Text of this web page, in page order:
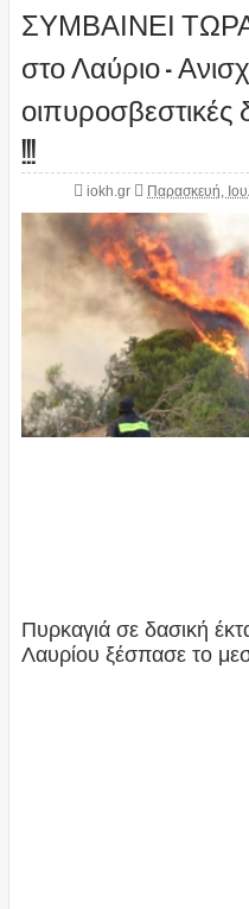
ΣΥΜΒΑΙΝΕΙ
στο Λαύριο –
οιπυροσβεστικές
!!!
iokh.gr Παρασκευή,
Πυρκαγιά σε δασική
Λαυρίου ξέσπασε το